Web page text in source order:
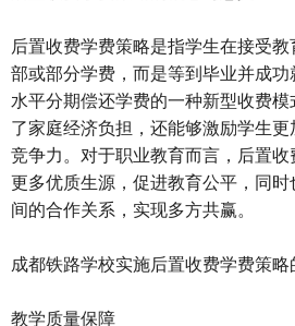
后置收费学费策略是指学生在接受
部或部分学费，而是等到毕业并成
水平分期偿还学费的一种新型收费
了家庭经济负担，还能够激励学生
竞争力。对于职业教育而言，后置
更多优质生源，促进教育公平，同
间的合作关系，实现多方共赢。
成都铁路学校实施后置收费学费策
教学质量保障